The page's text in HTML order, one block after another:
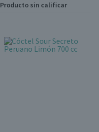
Producto sin calificar